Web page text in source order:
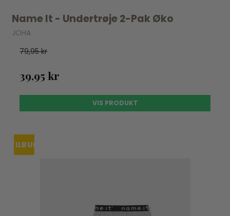
Name It - Undertrøje 2-Pak Øko
JOHA
79,95 kr
39,95 kr
VIS PRODUKT
TILBUDUDSOLGT